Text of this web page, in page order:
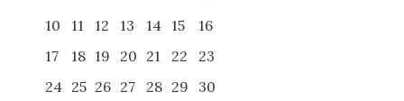
10
11 12 13 14 15
16
17
18 19 20 21 22
23
24 25 26 27 28 29
30